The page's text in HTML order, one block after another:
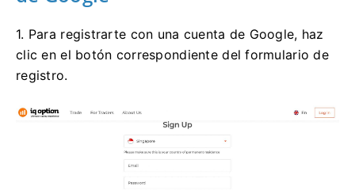
1. Para registrarte con una cuenta de Google, haz
clic en el botón correspondiente del formulario de
registro.